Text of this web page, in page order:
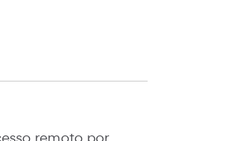
remoto por